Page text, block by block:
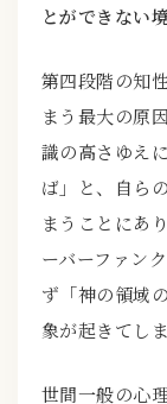
とができない
第四段階の知
まう最大の原
識の高さゆえ
ば」と、自ら
まうことにあ
ーバーファン
ず「神の領域
象が起きてし
世間一般の心